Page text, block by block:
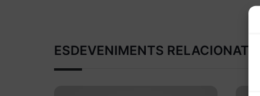
ESDEVENIMENTS RELACIONATS